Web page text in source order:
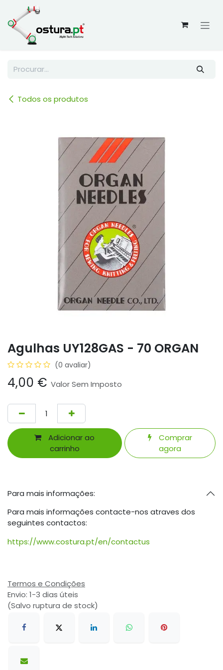
Skip to Content
Todos os produtos
Agulhas UY128GAS - 70 ORGAN
(0 avaliar)
4,00 € Valor Sem Imposto
Adicionar ao
carrinho
Comprar
agora
Para mais informações:
Para mais informações contacte-nos atraves dos
seguintes contactos:
https://www.costura.pt/en/contactus
Termos e Condições
Envio: 1-3 dias úteis
(Salvo ruptura de stock)